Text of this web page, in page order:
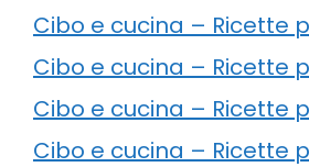
Cibo e cucina – Ricette
Cibo e cucina – Ricette
Cibo e cucina – Ricette
Cibo e cucina – Ricette